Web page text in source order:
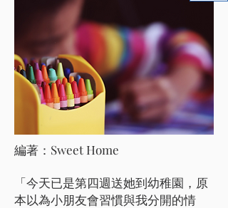
編著：Sweet Home
「今天已是第四週送她到幼稚園，原
本以為小朋友會習慣與我分開的情